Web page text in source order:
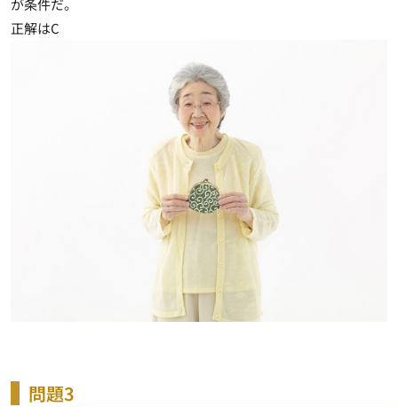
が条件だ。
正解はC
問題3